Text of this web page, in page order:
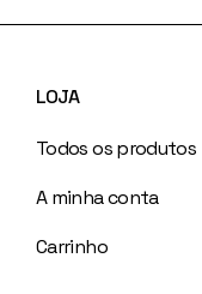
LOJA
Todos os produtos
A minha conta
Carrinho